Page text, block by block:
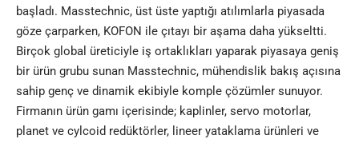
başladı. Masstechnic, üst üste yaptığı atılımlarla piyasada
göze çarparken, KOFON ile çıtayı bir aşama daha yükseltti.
Birçok global üreticiyle iş ortaklıkları yaparak piyasaya geniş
bir ürün grubu sunan Masstechnic, mühendislik bakış açısına
sahip genç ve dinamik ekibiyle komple çözümler sunuyor.
Firmanın ürün gamı içerisinde; kaplinler, servo motorlar,
planet ve cylcoid redüktörler, lineer yataklama ürünleri ve